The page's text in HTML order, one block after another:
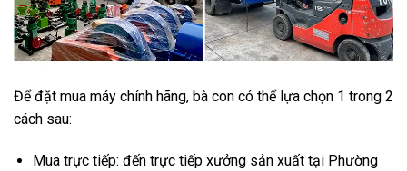
Để đặt mua máy chính hãng, bà con có thể lựa chọn 1 trong 2
cách sau:
Mua trực tiếp: đến trực tiếp xưởng sản xuất tại Phường